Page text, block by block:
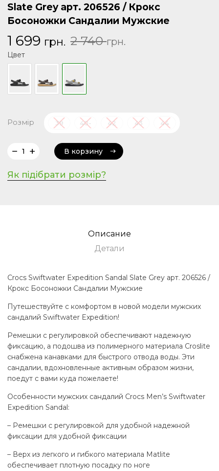
Slate Grey арт. 206526 / Крокс
Босоножки Сандалии Мужские
2 740грн.
Первоначальная
цена
2
1 699 грн.
Текущая
цена:
699 грн..
Цвет
Розмір 39
40-
42 43 44
В корзину
В корзину
Як підібрати розмір?
Описание
Детали
Crocs Swiftwater Expedition Sandal Slate Grey арт. 206526 /
Крокс Босоножки Сандалии Мужские
Путешествуйте с комфортом в новой модели мужских
сандалий Swiftwater Expedition!
Ремешки с регулировкой обеспечивают надежную
фиксацию, а подошва из полимерного материала Croslite
снабжена канавками для быстрого отвода воды. Эти
сандалии, вдохновленные активным образом жизни,
поедут с вами куда пожелаете!
Особенности мужских сандалий Crocs Men’s Swiftwater
Expedition Sandal:
– Ремешки с регулировкой для удобной надежной
фиксации для удобной фиксации
– Верх из легкого и гибкого материала Matlite
обеспечивает плотную посадку по ноге